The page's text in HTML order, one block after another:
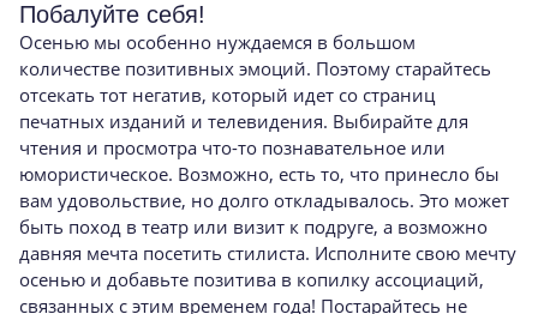
Побалуйте себя!
Осенью мы особенно нуждаемся в большом
количестве позитивных эмоций. Поэтому старайтесь
отсекать тот негатив, который идет со страниц
печатных изданий и телевидения. Выбирайте для
чтения и просмотра что-то познавательное или
юмористическое. Возможно, есть то, что принесло бы
вам удовольствие, но долго откладывалось. Это может
быть поход в театр или визит к подруге, а возможно
давняя мечта посетить стилиста. Исполните свою мечту
осенью и добавьте позитива в копилку ассоциаций,
связанных с этим временем года! Постарайтесь не